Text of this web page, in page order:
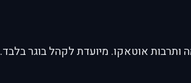
ותרבות אוטאקו. מיועדת לקהל בוגר בלבד.